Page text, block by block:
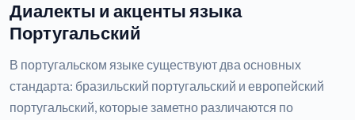
Диалекты и акценты языка
Португальский
В португальском языке существуют два основных
стандарта: бразильский португальский и европейский
португальский, которые заметно различаются по